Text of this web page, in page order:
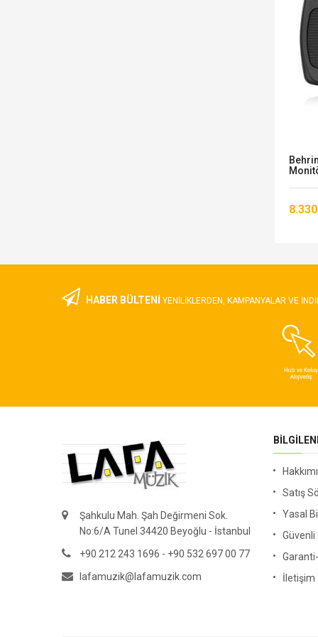
HABER BÜLTENİ YENILIKLERDEN, KAMPANYALAR VE
Şahkulu Mah. Şah Değirmeni Sok.
No:6/A Tunel 34420 Beyoğlu - İstanbul
+90 212 243 1696 - +90 532 697 00 77
lafamuzik@lafamuzik.com
Satış
Yasal
Güvenli
İletişim